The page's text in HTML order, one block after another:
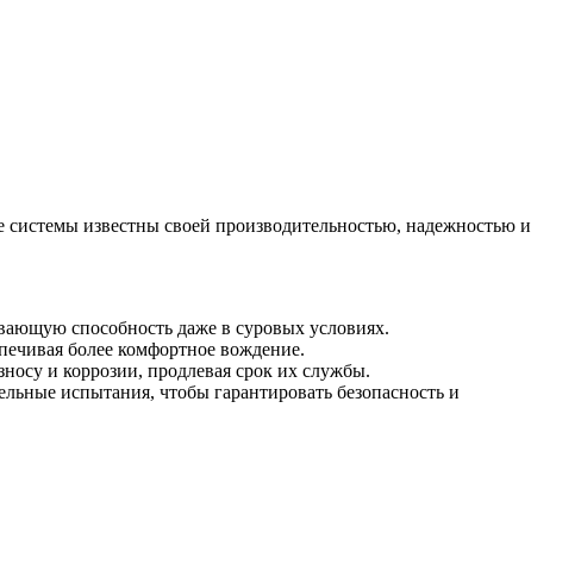
известны своей производительностью, надежностью и
способность даже в суровых условиях.
более комфортное вождение.
и коррозии, продлевая срок их службы.
испытания, чтобы гарантировать безопасность и